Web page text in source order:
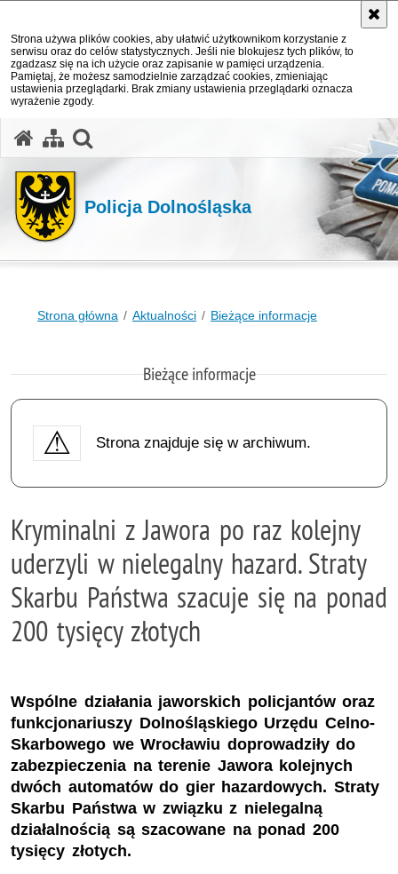
Strona używa plików cookies, aby ułatwić użytkownikom korzystanie z
serwisu oraz do celów statystycznych. Jeśli nie blokujesz tych plików, to
zgadzasz się na ich użycie oraz zapisanie w pamięci urządzenia.
Pamiętaj, że możesz samodzielnie zarządzać cookies, zmieniając
ustawienia przeglądarki. Brak zmiany ustawienia przeglądarki oznacza
wyrażenie zgody.
Policja Dolnośląska
Strona główna Aktualności Bieżące informacje
Bieżące informacje
Strona znajduje się w archiwum.
Kryminalni z Jawora po raz kolejny
uderzyli w nielegalny hazard. Straty
Skarbu Państwa szacuje się na ponad
200 tysięcy złotych
Wspólne działania jaworskich policjantów oraz
funkcjonariuszy Dolnośląskiego Urzędu Celno-
Skarbowego we Wrocławiu doprowadziły do
zabezpieczenia na terenie Jawora kolejnych
dwóch automatów do gier hazardowych. Straty
Skarbu Państwa w związku z nielegalną
działalnością są szacowane na ponad 200
tysięcy złotych.